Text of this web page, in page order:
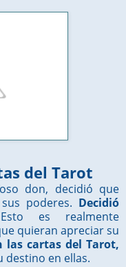
del Tarot
don, decidió que
poderes. Decidió
es realmente
quieran apreciar su
las cartas del Tarot,
en ellas.